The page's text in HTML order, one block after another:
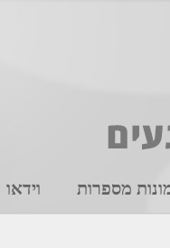
מספרות וידאו